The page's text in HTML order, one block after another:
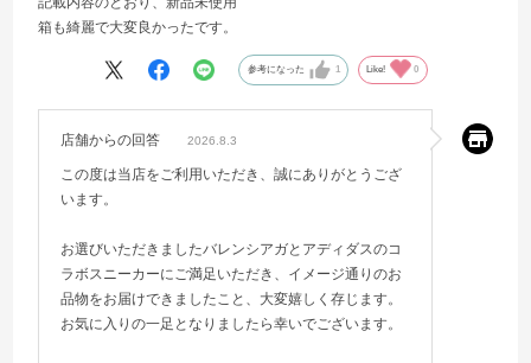
箱も綺麗で大変良かったです。
参考になった 1 Like! 0
店舗からの回答 2026.8.3
この度は当店をご利用いただき、誠にありがとうござ
います。
お選びいただきましたバレンシアガとアディダスのコ
ラボスニーカーにご満足いただき、イメージ通りのお
品物をお届けできましたこと、大変嬉しく存じます。
お気に入りの一足となりましたら幸いでございます。